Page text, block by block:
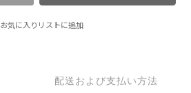
お気に入りリストに追加
配送および支払い方法